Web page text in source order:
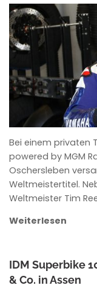
ANKE WIECZOREK
Bei einem privaten
powered by MGM
Oschersleben
Weltmeistertitel.
Weltmeister Tim
Weiterlesen
IDM Superbike
& Co. in Assen